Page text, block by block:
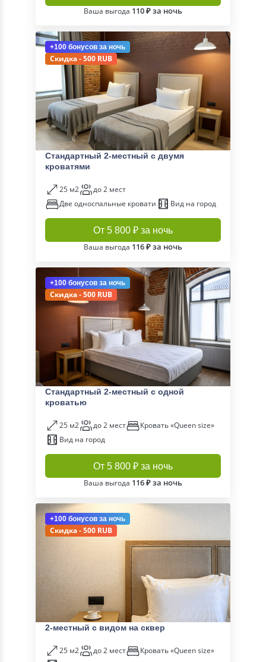
Ваша выгода 110 ₽ за ночь
+100 бонусов за ночь
Скидка - 500 RUB
Стандартный 2-местный с двумя
кроватями
25 м2
до 2 мест
Две односпальные кровати
Вид на город
От 5 800 ₽ за ночь
Ваша выгода 116 ₽ за ночь
+100 бонусов за ночь
Скидка - 500 RUB
Стандартный 2-местный с одной
кроватью
25 м2 до 2 мест
Кровать «Queen size»
Вид на город
От 5 800 ₽ за ночь
Ваша выгода 116 ₽ за ночь
+100 бонусов за ночь
Скидка - 500 RUB
2-местный с видом на сквер
25 м2 до 2 мест
Кровать «Queen size»